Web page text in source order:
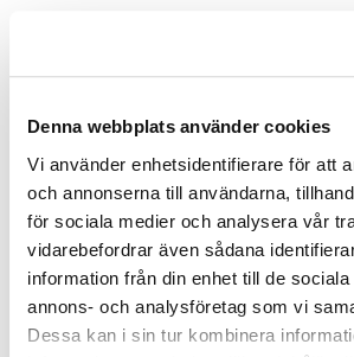
Denna webbplats använder cookies
Vi använder enhetsidentifierare för att
och annonserna till användarna,
för sociala medier och analysera vår
vidarebefordrar även sådana
information från din enhet till de
annons- och analysföretag som vi
Dessa kan i sin tur kombinera